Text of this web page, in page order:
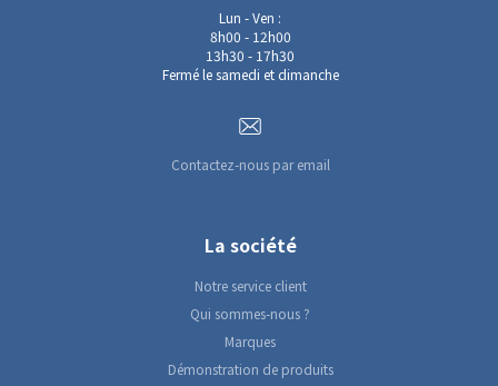
Lun - Ven :
8h00 - 12h00
13h30 - 17h30
Fermé le samedi et dimanche
Contactez-nous par email
La société
Notre service client
Qui sommes-nous ?
Marques
Démonstration de produits